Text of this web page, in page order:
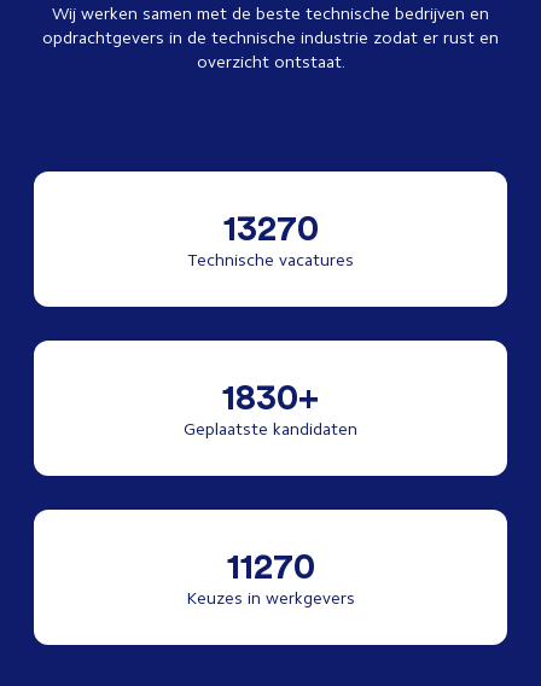
Wij werken samen met de beste technische bedrijven en
opdrachtgevers in de technische industrie zodat er rust en
overzicht ontstaat.
13270
Technische vacatures
1830+
Geplaatste kandidaten
11270
Keuzes in werkgevers